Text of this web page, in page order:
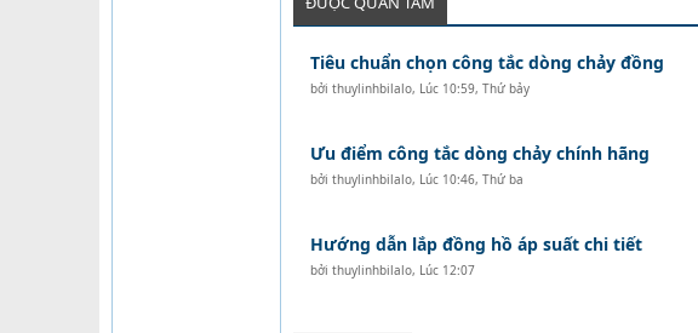
Tiêu chuẩn chọn công tắc dòng chảy đồng
bởi thuylinhbilalo, Lúc 10:59, Thứ bảy
Ưu điểm công tắc dòng chảy chính hãng
bởi thuylinhbilalo, Lúc 10:46, Thứ ba
Hướng dẫn lắp đồng hồ áp suất chi tiết
bởi thuylinhbilalo, Lúc 12:07